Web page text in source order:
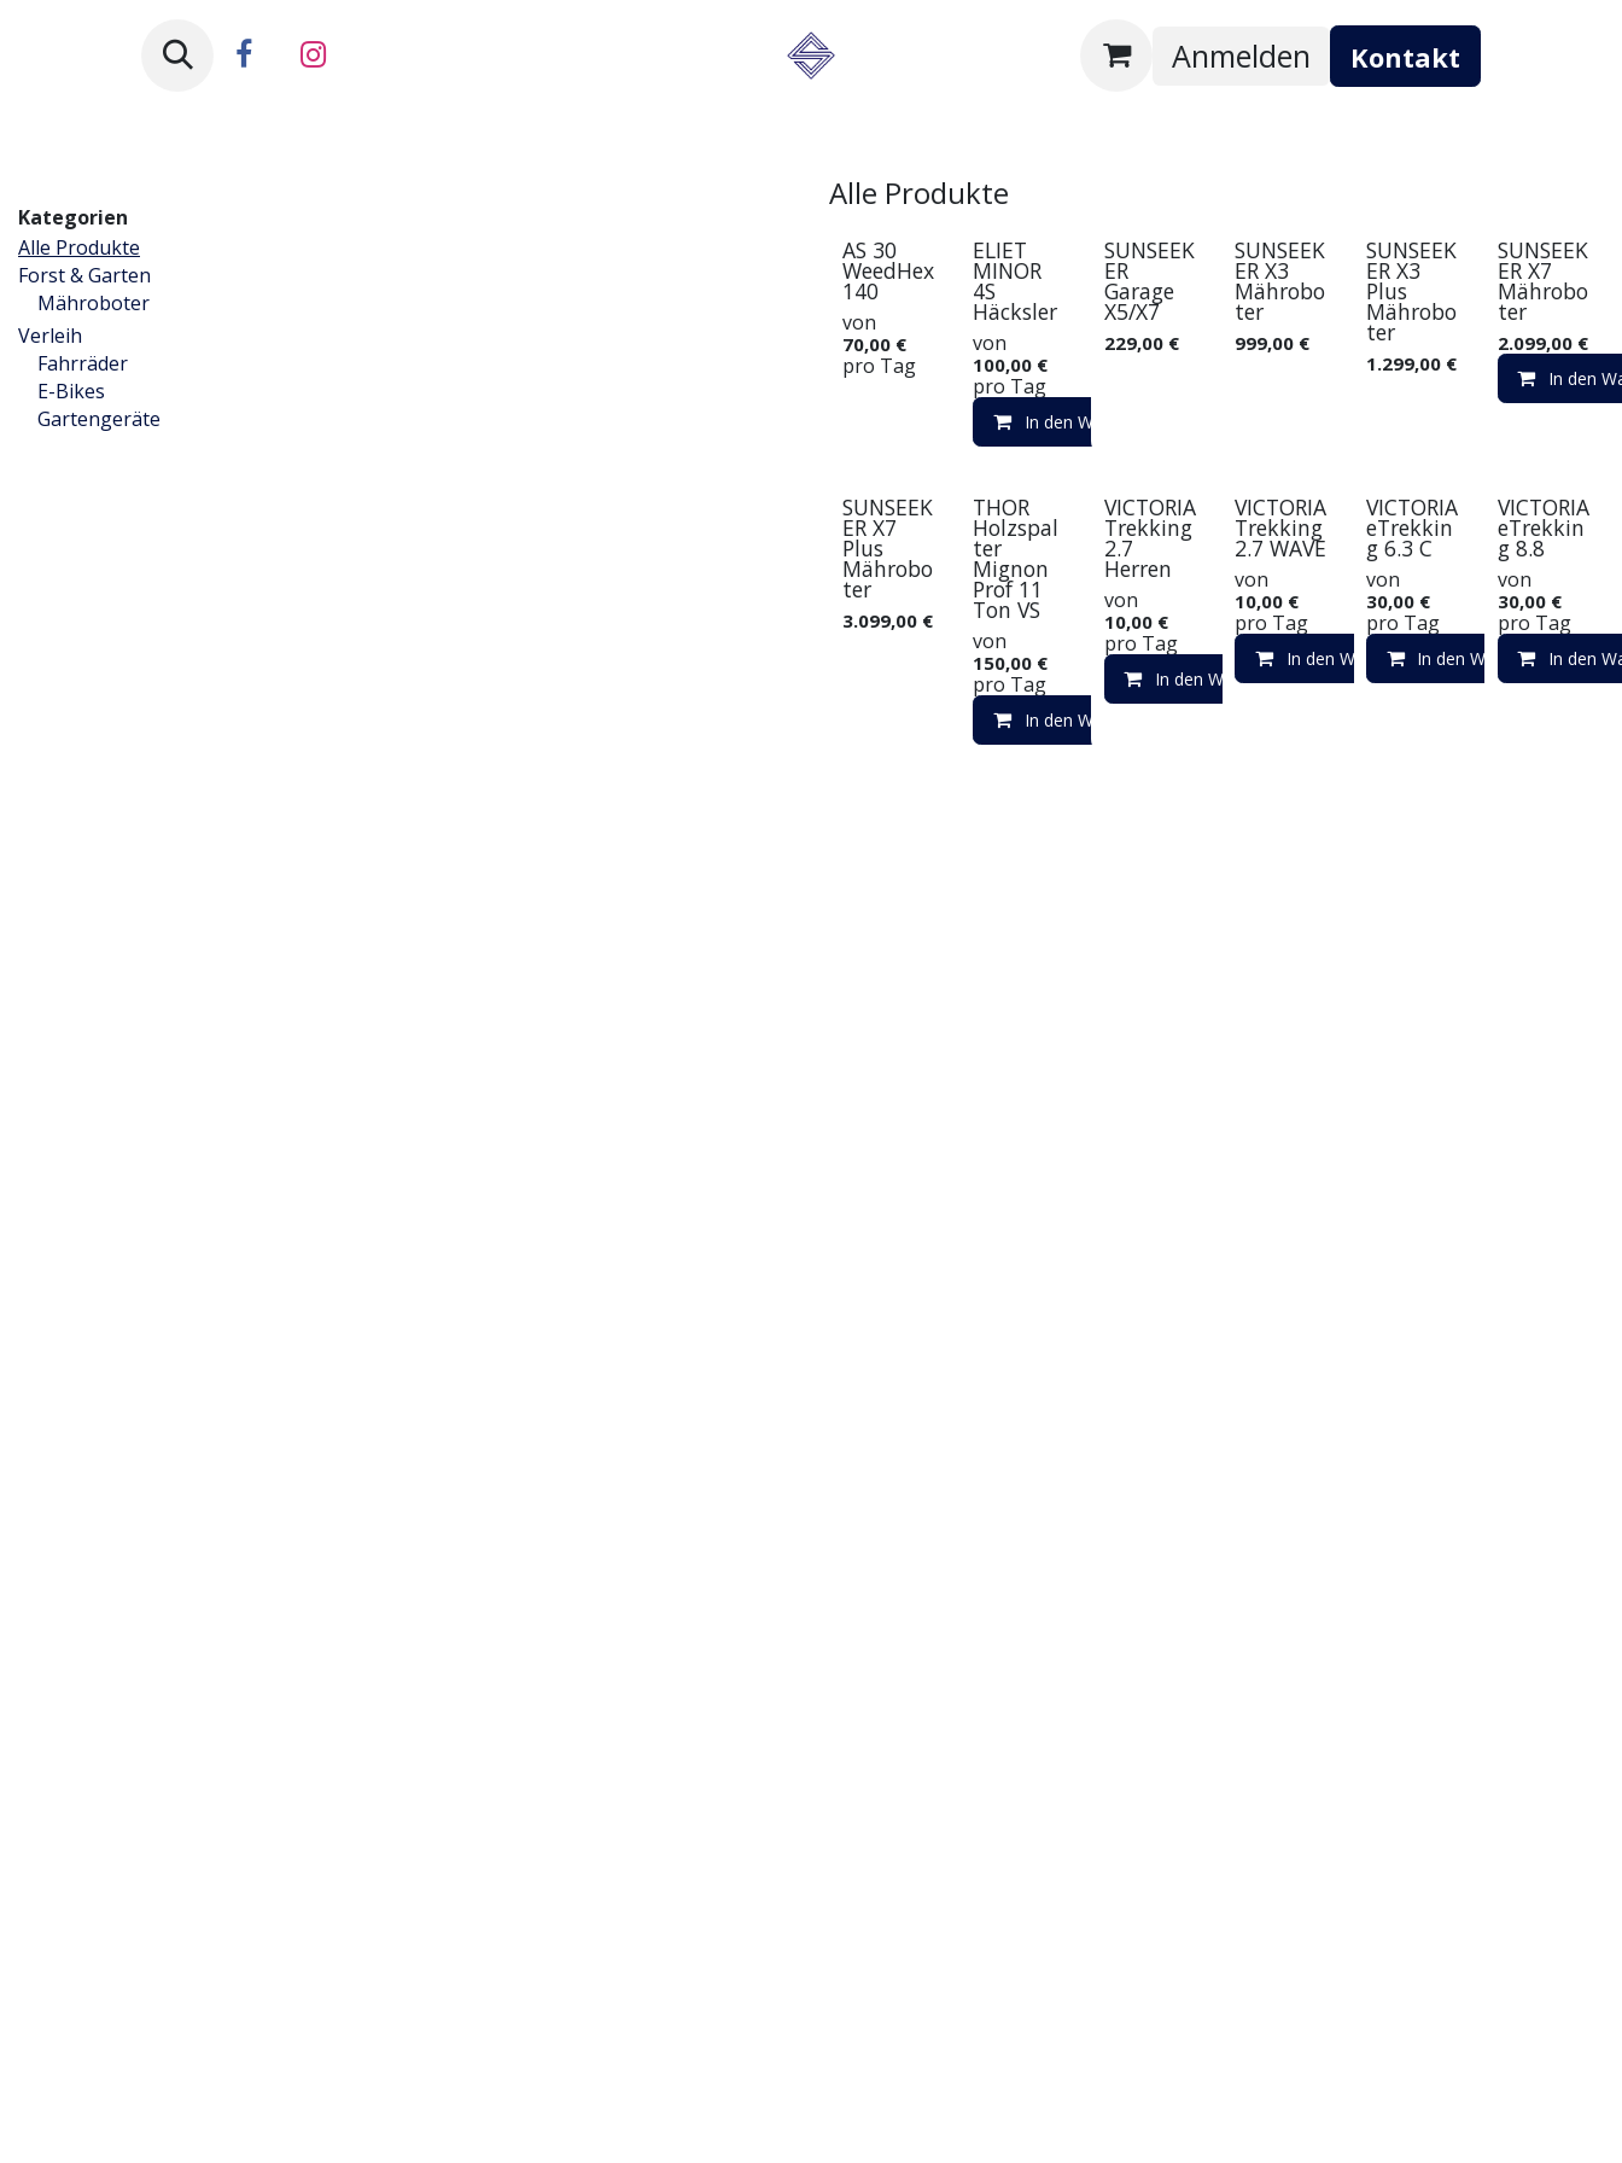
Anmelden Kontakt
Kategorien
Alle Produkte
Forst & Garten
Mähroboter
Verleih
Fahrräder
E-Bikes
Gartengeräte
Alle Produkte
AS 30
WeedHex
140
von
70,00€
pro Tag
ELIET
MINOR
4S
Häcksler
von
100,00 €
pro Tag
In den Warenkorb
SUNSEEK
ER
Garage
X5/X7
229,00€
SUNSEEK
ER X3
Mährobo
ter
999,00 €
SUNSEEK
ER X3
Plus
Mährobo
ter
1.299,00 €
SUNSEEK
ER X7
Mährobo
ter
2.099,00€
In den
SUNSEEK
ER X7
Plus
Mährobo
ter
3.099,00€
THOR
Holzspal
ter
Mignon
Prof 11
Ton VS
von
150,00 €
pro Tag
In den Warenkorb
VICTORIA
Trekking
2.7
Herren
von
10,00€
pro Tag
In den Warenkorb
VICTORIA
Trekking
2.7 WAVE
von
10,00 €
pro Tag
In den Warenkorb
VICTORIA
eTrekkin
g 6.3 C
von
30,00 €
pro Tag
In den Warenkorb
VICTORIA
eTrekkin
g 8.8
von
30,00€
pro Tag
In den